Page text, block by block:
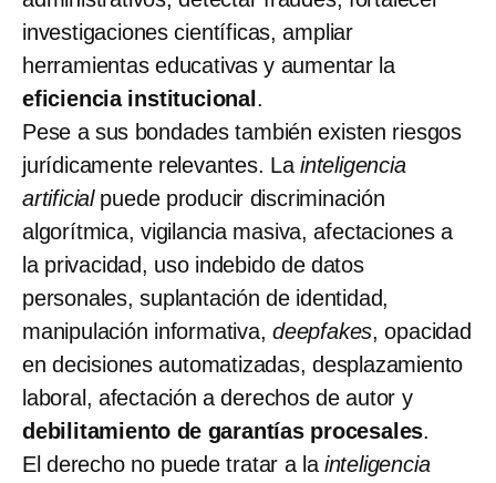
investigaciones científicas, ampliar
herramientas educativas y aumentar la
eficiencia institucional .
Pese a sus bondades también existen riesgos
jurídicamente relevantes. Lainteligencia
artificialpuede producir discriminación
algorítmica, vigilancia masiva, afectaciones a
la privacidad, uso indebido de datos
personales, suplantación de identidad,
manipulación informativa,deepfakes, opacidad
en decisiones automatizadas, desplazamiento
laboral, afectación a derechos de autor y
debilitamiento de garantías procesales.
El derecho no puede tratar a la inteligencia